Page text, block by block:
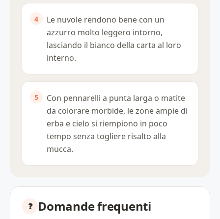
Le nuvole rendono bene con un
azzurro molto leggero intorno,
lasciando il bianco della carta al loro
interno.
Con pennarelli a punta larga o matite
da colorare morbide, le zone ampie di
erba e cielo si riempiono in poco
tempo senza togliere risalto alla
mucca.
Domande frequenti